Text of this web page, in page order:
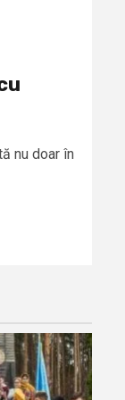
nu doar în